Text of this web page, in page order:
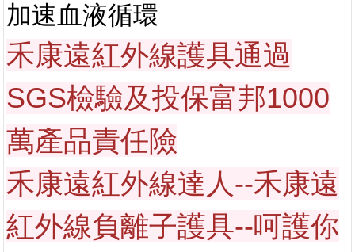
加速血液循環
禾康遠紅外線護具通過
SGS檢驗及投保富邦1000
萬產品責任險
禾康遠紅外線達人--禾康遠
紅外線負離子護具--呵護你